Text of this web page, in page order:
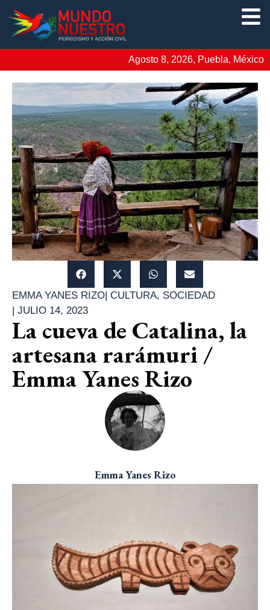
Agosto 8, 2026, Puebla, México
EMMA YANES RIZO| CULTURA, SOCIEDAD
| JULIO 14, 2023
La cueva de Catalina, la
artesana rarámuri /
Emma Yanes Rizo
Emma Yanes Rizo